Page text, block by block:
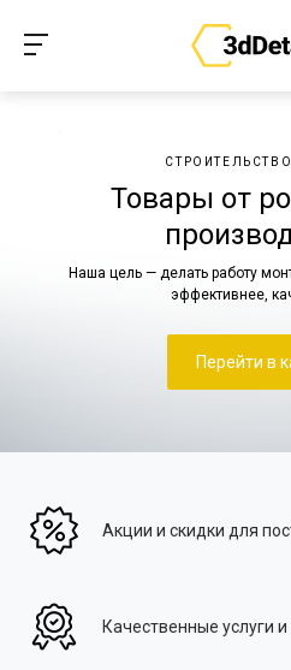
Товары от
Наша цель — делать работу
эффективнее,
Перейти в
Акции и скидки для
Качественные услуги